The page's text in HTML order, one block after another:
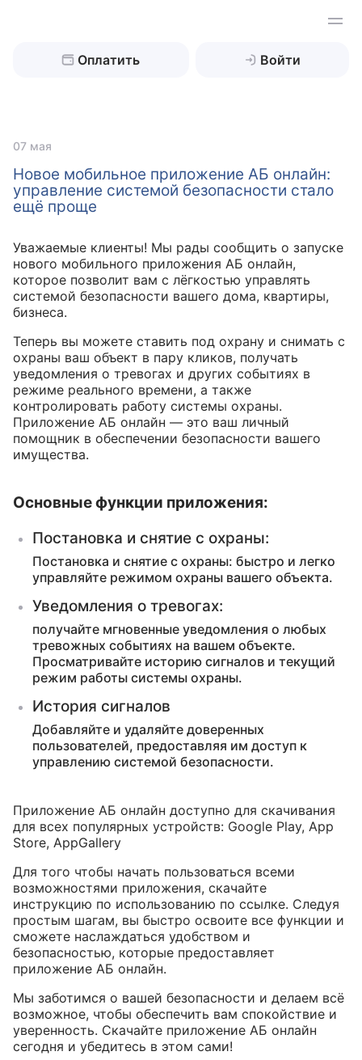
Оплатить Войти
Охрана жилой недвижимости
Дом, коттедж
Квартира
Дача
Гараж
Склады
Промышленные объекты
Ювелирные магазины
Офисы
Магазины
Банки
Техническая охрана
Видеонаблюдение
Охрана периметра
Тревожная кнопка
Охранная сигнализация
Пожарная сигнализация
Обслуживание оборудования
Клиентам
Цены
Оплата
Личный кабинет
Как это работает
Ответы на вопросы
Акции
О компании
О компании
Вакансии
Новости
Блог
Отзывы и благодарности
Лицензии
Реквизиты
Контакты
Отдел продаж
Заказать звонок
Тольятти и области с 2002 года
07 мая
Новое мобильное приложение АБ онлайн:
управление системой безопасности стало
ещё проще
Уважаемые клиенты! Мы рады сообщить о запуске
нового мобильного приложения АБ онлайн,
которое позволит вам с лёгкостью управлять
системой безопасности вашего дома, квартиры,
бизнеса.
Теперь вы можете ставить под охрану и снимать с
охраны ваш объект в пару кликов, получать
уведомления о тревогах и других событиях в
режиме реального времени, а также
контролировать работу системы охраны.
Приложение АБ онлайн — это ваш личный
помощник в обеспечении безопасности вашего
имущества.
Основные функции приложения:
Постановка и снятие с охраны:
Постановка и снятие с охраны: быстро и легко
управляйте режимом охраны вашего объекта.
Уведомления о тревогах:
получайте мгновенные уведомления о любых
тревожных событиях на вашем объекте.
Просматривайте историю сигналов и текущий
режим работы системы охраны.
История сигналов
Добавляйте и удаляйте доверенных
пользователей, предоставляя им доступ к
управлению системой безопасности.
Приложение АБ онлайн доступно для скачивания
для всех популярных устройств: Google Play, App
Store, AppGallery
Для того чтобы начать пользоваться всеми
возможностями приложения, скачайте
инструкцию по использованию по ссылке. Следуя
простым шагам, вы быстро освоите все функции и
сможете наслаждаться удобством и
безопасностью, которые предоставляет
приложение АБ онлайн.
Мы заботимся о вашей безопасности и делаем всё
возможное, чтобы обеспечить вам спокойствие и
уверенность. Скачайте приложение АБ онлайн
сегодня и убедитесь в этом сами!